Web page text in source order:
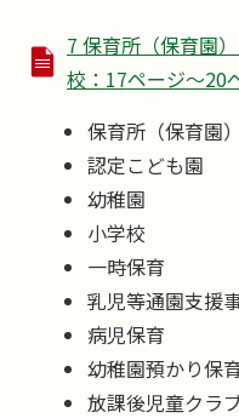
7 保育所（保育園
校：17ページ～20
保育所（保育園）
認定こども園
幼稚園
小学校
一時保育
乳児等通園支援
病児保育
幼稚園預かり保
放課後児童クラ